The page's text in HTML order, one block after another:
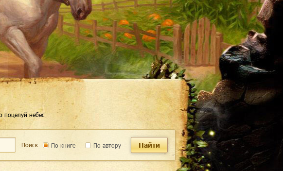
поцелуй небес
Поиск По книге По автору Найти